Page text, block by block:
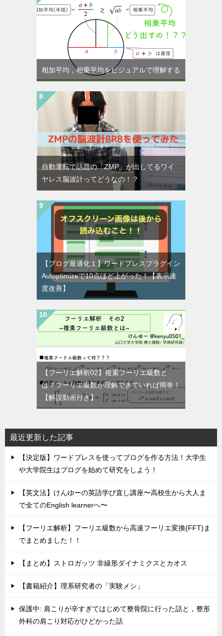
相加平均，相乗平均をビジュアルで理解する
自動運転で話題の「ZMP」が出してるワイ
ヤレス脳波計ってどうなの！？
【ブログ最適化１】ワードプレスプラグイン
Autoptimizeで10点ほど上がった！【表示速
度改善】
【フーリエ解析02】複素フーリエ級数と
は？フーリエ級数が理解できていれば簡単！
【解説動画付き】
最近更新した記事
【決定版】ワードプレスを使ってブログを作る方法！大学生
や大学院生はブログを始めて研究をしよう！
【英文法】けんゆーの英語学び直し講座〜高校生から大人ま
で全てのEnglish learnerへ〜
【フーリエ解析】フーリエ級数から高速フーリエ変換(FFT)ま
でまとめました！！
【まとめ】ストロガッツ 非線形ダイナミクスとカオス
【書籍紹介】理系研究者の「実験メシ」
保護中: 肩こりが辛すぎてはじめて整骨院に行った話と，整形
外科の肩こり対応がひどかった話